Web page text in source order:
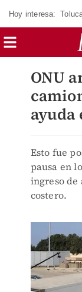
Hoy interesa:
ONU
ayuda
Esto fue
pausa en
ingreso
costero.